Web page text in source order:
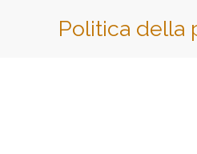
Politica della